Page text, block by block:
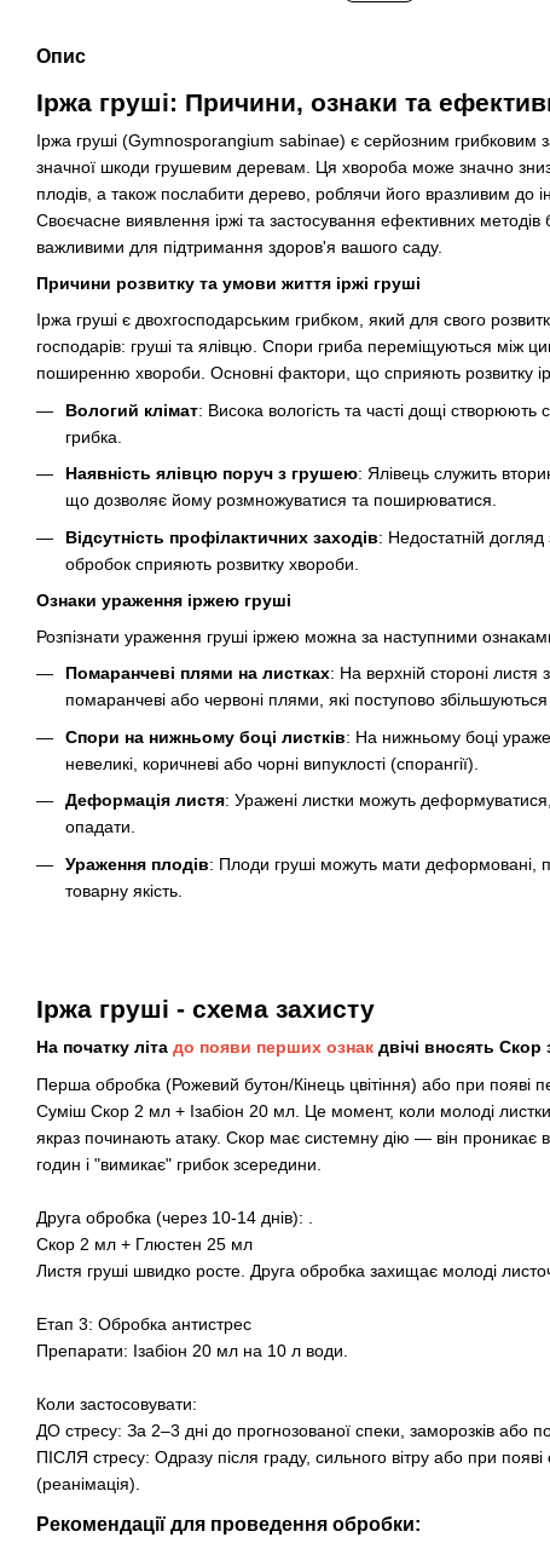
Опис
Іржа груші: Причини, ознаки та
Іржа груші (Gymnosporangium sabinae) є серйозним грибковим
значної шкоди грушевим деревам. Ця хвороба може значно
плодів, а також послабити дерево, роблячи його вразливим до
Своєчасне виявлення іржі та застосування ефективних методів
важливими для підтримання здоров'я вашого саду.
Причини розвитку та умови життя іржі груші
Іржа груші є двохгосподарським грибком, який для свого
господарів: груші та ялівцю. Спори гриба переміщуються між
поширенню хвороби. Основні фактори, що сприяють розвитку
Вологий клімат: Висока вологість та часті дощі створюють
грибка.
Наявність ялівцю поруч з грушею: Ялівець служить
що дозволяє йому розмножуватися та поширюватися.
Відсутність профілактичних заходів: Недостатній догляд
обробок сприяють розвитку хвороби.
Ознаки ураження іржею груші
Розпізнати ураження груші іржею можна за наступними
Помаранчеві плями на листках: На верхній стороні листя
помаранчеві або червоні плями, які поступово збільшуються
Спори на нижньому боці листків: На нижньому боці
невеликі, коричневі або чорні випуклості (спорангії).
Деформація листя: Уражені листки можуть
опадати.
Ураження плодів: Плоди груші можуть мати деформовані,
товарну якість.
Іржа груші - схема захисту
На початку літа до появи перших ознак двічі вносять Скор
Перша обробка (Рожевий бутон/Кінець цвітіння) або при появі
Суміш Скор 2 мл + Ізабіон 20 мл. Це момент, коли молоді
якраз починають атаку. Скор має системну дію — він проникає
годин і "вимикає" грибок зсередини.
Друга обробка (через 10-14 днів): .
Скор 2 мл + Глюстен 25 мл
Листя груші швидко росте. Друга обробка захищає молоді
Етап 3: Обробка антистрес
Препарати: Ізабіон 20 мл на 10 л води.
Коли застосовувати:
ДО стресу: За 2–3 дні до прогнозованої спеки, заморозків або
ПІСЛЯ стресу: Одразу після граду, сильного вітру або при
(реанімація).
Рекомендації для проведення обробки: